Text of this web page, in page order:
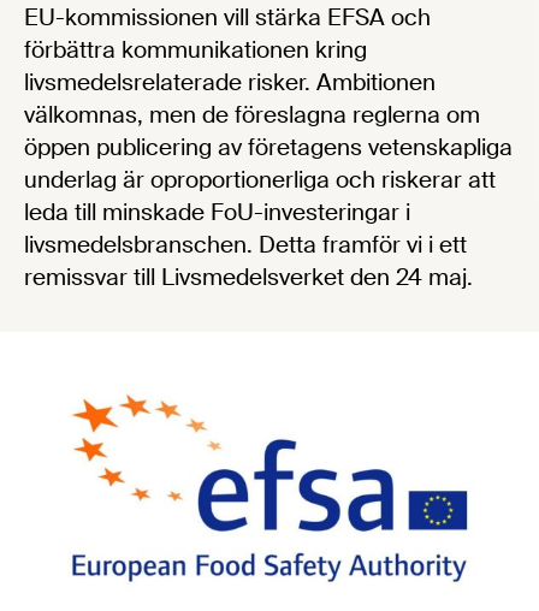
EU-kommissionen vill stärka EFSA och
förbättra kommunikationen kring
livsmedelsrelaterade risker. Ambitionen
välkomnas, men de föreslagna reglerna om
öppen publicering av företagens vetenskapliga
underlag är oproportionerliga och riskerar att
leda till minskade FoU-investeringar i
livsmedelsbranschen. Detta framför vi i ett
remissvar till Livsmedelsverket den 24 maj.